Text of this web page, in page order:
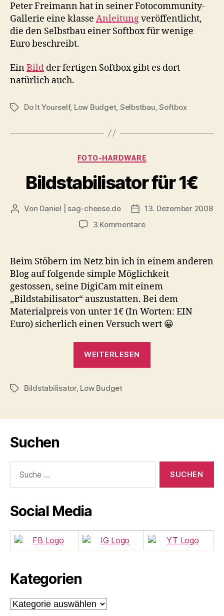
Geld
selbstgebaut
Peter Freimann hat in seiner Fotocommunity-
Gallerie eine klasse Anleitungveröffentlicht,
die den Selbstbau einer Softbox für wenige
Euro beschreibt.
EinBild der fertigen Softbox gibt es dort
natürlich auch.
Schlagwörter
Do It Yourself, Low Budget, Selbstbau ,Softbox
Kategorien
FOTO-HARDWARE
Bildstabilisator für 1€
Beitragsautor
Von Daniel | sag-cheese.de Beitragsdatum
13. Dezember 2008
3 Kommentarezu
1€
Beim Stöbern im Netz bin ich in einem anderen
Blog auf folgende simple Möglichkeit
gestossen, seine DigiCam mit einem
„Bildstabilisator“ auszustatten. Bei dem
Materialpreis von unter 1€ (In Worten: EIN
Euro) sicherlich einen Versuch wert 😀
WEITERLESEN
Schlagwörter
Bildstabilisator, Low Budget
Suchen
nach:
Social Media
Kategorien
Kategorien